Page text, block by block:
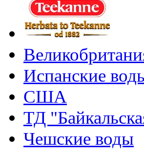
Испанские
США
ТД
Чешские воды